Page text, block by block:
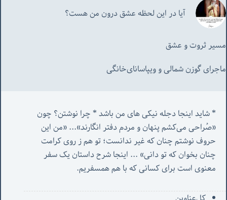
آیا در این لحظه عشق درون من هست؟
مسیر ثروت و عشق
ماجرای گوزن شمالی و‌ ویپاسانای‌خانگی
«صُراحی می‌کشم پنهان‌ و مردم‌ دفتر انگارند»... «
چنان بخوان که تو دانی» ...
معنوی است برای کسانی که با هم همسفریم.